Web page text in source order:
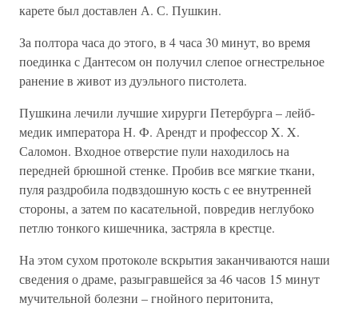
карете был доставлен А. С. Пушкин.
За полтора часа до этого, в 4 часа 30 минут, во время
поединка с Дантесом он получил слепое огнестрельное
ранение в живот из дуэльного пистолета.
Пушкина лечили лучшие хирурги Петербурга – лейб-
медик императора Н. Ф. Арендт и профессор X. X.
Саломон. Входное отверстие пули находилось на
передней брюшной стенке. Пробив все мягкие ткани,
пуля раздробила подвздошную кость с ее внутренней
стороны, а затем по касательной, повредив неглубоко
петлю тонкого кишечника, застряла в крестце.
На этом сухом протоколе вскрытия заканчиваются наши
сведения о драме, разыгравшейся за 46 часов 15 минут
мучительной болезни – гнойного перитонита,